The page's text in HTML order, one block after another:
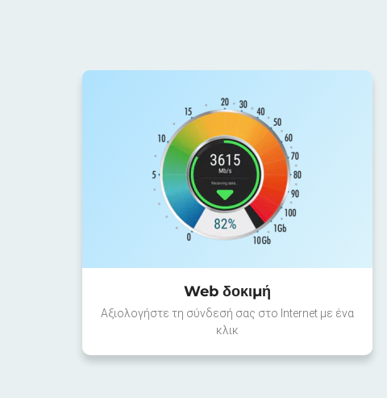
Web δοκιμή
Αξιολογήστε τη σύνδεσή σας στο Internet με ένα
κλικ